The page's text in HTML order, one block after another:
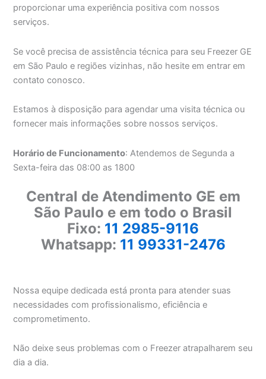
proporcionar uma experiência positiva com nossos
serviços.
Se você precisa de assistência técnica para seu Freezer GE
em São Paulo e regiões vizinhas, não hesite em entrar em
contato conosco.
Estamos à disposição para agendar uma visita técnica ou
fornecer mais informações sobre nossos serviços.
Horário de Funcionamento: Atendemos de Segunda a
Sexta-feira das 08:00 as 1800
Central de Atendimento GE em
São Paulo e em todo o Brasil
Fixo: 11 2985-9116
Whatsapp: 11 99331-2476
Nossa equipe dedicada está pronta para atender suas
necessidades com profissionalismo, eficiência e
comprometimento.
Não deixe seus problemas com o Freezer atrapalharem seu
dia a dia.